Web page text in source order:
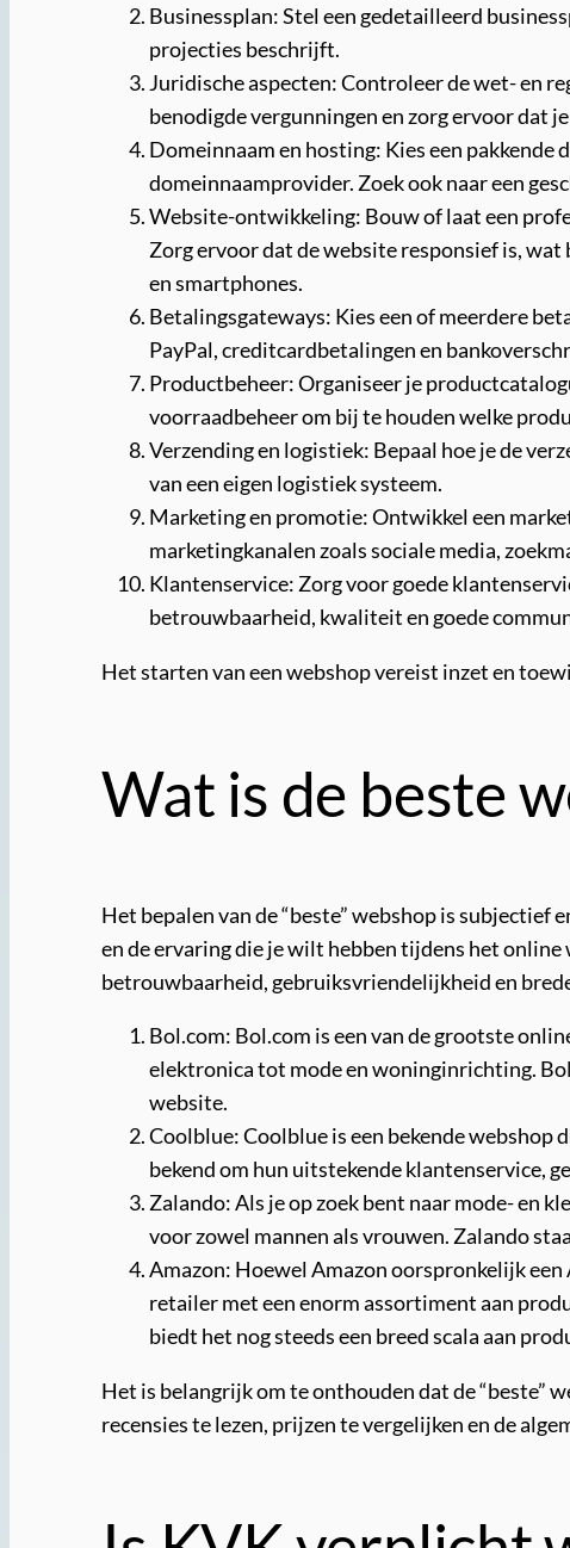
Businessplan: Stel een gedetailleerd
projecties beschrijft.
Juridische aspecten: Controleer de wet- en
benodigde vergunningen en zorg ervoor dat
Domeinnaam en hosting: Kies een
domeinnaamprovider. Zoek ook naar een
Website-ontwikkeling: Bouw of laat een
Zorg ervoor dat de website responsief is,
en smartphones.
Betalingsgateways: Kies een of meerdere
PayPal, creditcardbetalingen en
Productbeheer: Organiseer je
voorraadbeheer om bij te houden welke
Verzending en logistiek: Bepaal hoe je de
van een eigen logistiek systeem.
Marketing en promotie: Ontwikkel een
marketingkanalen zoals sociale media,
Klantenservice: Zorg voor goede
betrouwbaarheid, kwaliteit en goede
Het starten van een webshop vereist inzet en
Wat is de beste
Het bepalen van de “beste” webshop is
en de ervaring die je wilt hebben tijdens het online
betrouwbaarheid, gebruiksvriendelijkheid en
Bol.com: Bol.com is een van de grootste
elektronica tot mode en woninginrichting.
website.
Coolblue: Coolblue is een bekende webshop
bekend om hun uitstekende klantenservice,
Zalando: Als je op zoek bent naar mode- en
voor zowel mannen als vrouwen. Zalando
Amazon: Hoewel Amazon oorspronkelijk
retailer met een enorm assortiment aan
biedt het nog steeds een breed scala aan
Het is belangrijk om te onthouden dat de “beste”
recensies te lezen, prijzen te vergelijken en de